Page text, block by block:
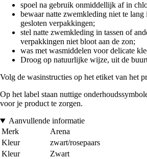
spoel na gebruik onmiddellijk af in
bewaar natte zwemkleding niet te lang
gesloten verpakkingen;
stel natte zwemkleding in tassen of
verpakkingen niet bloot aan de zon;
was met wasmiddelen voor delicate
Droog op natuurlijke wijze, uit de
Volg de wasinstructies op het etiket van het
Op het label staan nuttige
voor je product te zorgen.
Aanvullende informatie
Merk
Arena
Kleur
zwart/rosepaars
Kleur
Zwart